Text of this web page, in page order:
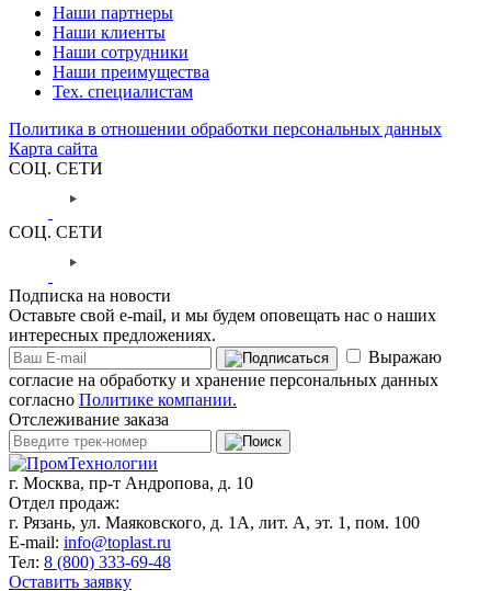
Наши партнеры
Наши клиенты
Наши сотрудники
Наши преимущества
Тех. специалистам
Политика в отношении обработки персональных данных
Карта сайта
СОЦ. СЕТИ
СОЦ. СЕТИ
Подписка на новости
Оставьте свой e-mail, и мы будем оповещать нас о наших
интересных предложениях.
Выражаю
согласие на обработку и хранение персональных данных
согласно Политике компании.
Отслеживание заказа
г. Москва, пр-т Андропова, д. 10
Отдел продаж:
г. Рязань, ул. Маяковского, д. 1А, лит. А, эт. 1, пом. 100
E-mail: info@toplast.ru
Тел: 8 (800) 333-69-48
Оставить заявку